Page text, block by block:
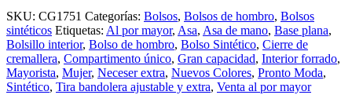
SKU: CG1751 Categorías: Bolsos, Bolsos de hombro, Bolsos
sintéticos Etiquetas: Al por mayor, Asa, Asa de mano, Base plana,
Bolsillo interior, Bolso de hombro, Bolso Sintético, Cierre de
cremallera, Compartimento único, Gran capacidad, Interior forrado,
Mayorista, Mujer, Neceser extra, Nuevos Colores, Pronto Moda,
Sintético, Tira bandolera ajustable y extra, Venta al por mayor